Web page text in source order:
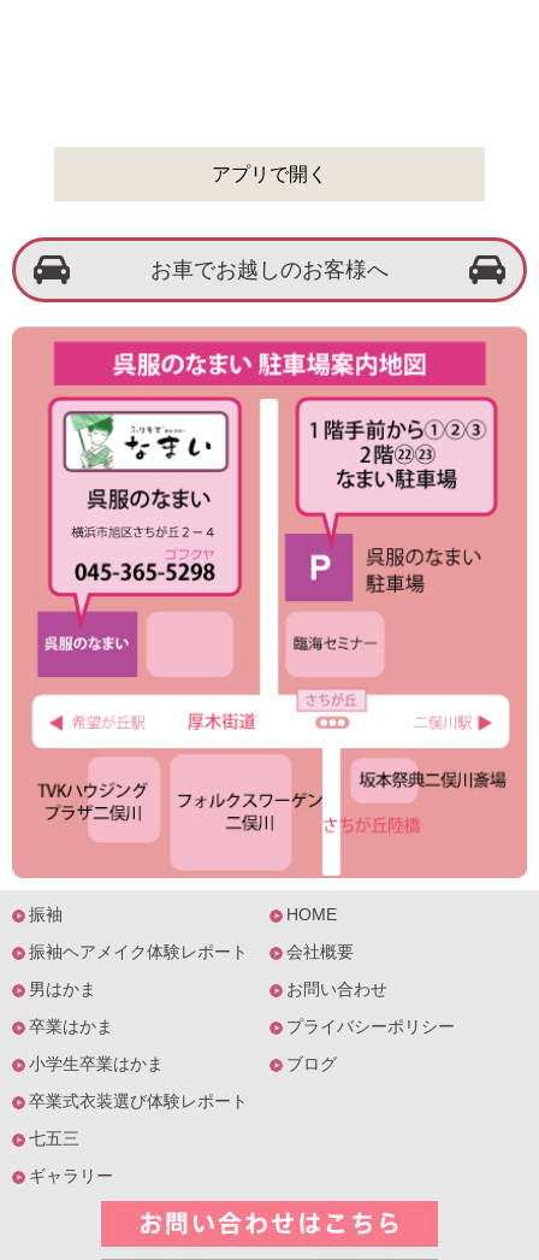
アプリで開く
お車でお越しのお客様へ
HOME
会社概要
お問い合わせ
プライバシーポリシー
ブログ
振袖
振袖ヘアメイク体験レポート
男はかま
卒業はかま
小学生卒業はかま
卒業式衣装選び体験レポート
七五三
ギャラリー